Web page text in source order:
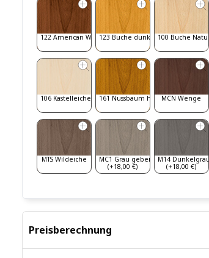
122 American Walnut123 Buche dunkel100 Buche Natur
106 Kastelleiche 161 Nussbaum hell MCN Wenge
MTS Wildeiche
MC1 Grau gebeizt
(+18,00 €)
M14 Dunkelgrau
(+18,00 €)
Preisberechnung